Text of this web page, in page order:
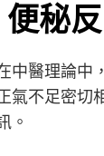
秘
中醫理論中
氣不足密切
。